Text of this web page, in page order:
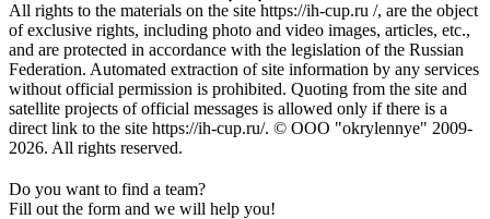
All rights to the materials on the site https://ih-cup.ru /, are the object
of exclusive rights, including photo and video images, articles, etc.,
and are protected in accordance with the legislation of the Russian
Federation. Automated extraction of site information by any services
without official permission is prohibited. Quoting from the site and
satellite projects of official messages is allowed only if there is a
direct link to the site https://ih-cup.ru/. © OOO "okrylennye" 2009-
2026. All rights reserved.
Do you want to find a team?
Fill out the form and we will help you!